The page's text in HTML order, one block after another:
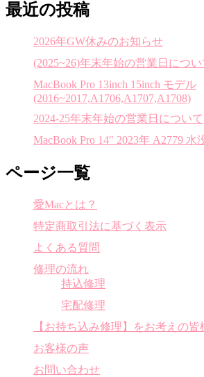
最近の投稿
2026年GW休みのお知らせ
(2025~26)年末年始の営業日につい
MacBook Pro 13inch 15inch モデル
(2016~2017,A1706,A1707,A1708)
2024-25年末年始の営業日について
MacBook Pro 14″ 2023年 A2779 水
ページ一覧
愛Macとは？
特定商取引法に基づく表示
よくある質問
修理の流れ
持込修理
宅配修理
【お持ち込み修理】をお考えの皆
お客様の声
お問い合わせ